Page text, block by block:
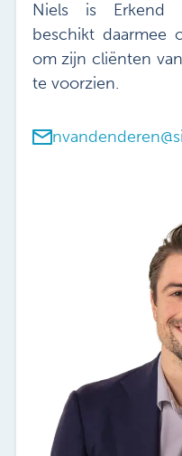
Niels is Erkend
beschikt daarmee
om zijn cliënten
te voorzien.